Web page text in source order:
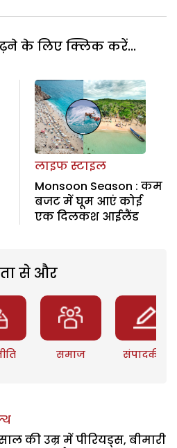
के लिए क्लिक करें...
लाइफ स्टाइल
Monsoon Season : कम
बजट में घूम आएं कोई
एक दिलकश आईलैंड
से और
समाज संपादकीय
की उम्र में पीरियड्स, बीमारी